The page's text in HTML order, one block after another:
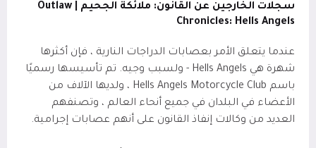
سجلات الخارجين عن القانون: ملائكة الجحيم | Outlaw
Chronicles: Hells Angels
عندما يتعلق الأمر بعصابات الدراجات النارية ، فإن أكثرها
شهرة هي Hells Angels - ولسبب وجيه. تم تأسيسها رسميًا
باسم Hells Angels Motorcycle Club ، ولديها الآلاف من
الأعضاء في البلدان في جميع أنحاء العالم ، وتصنفهم
العديد من وكالات إنفاذ القانون على أنهم عصابات إجرامية.